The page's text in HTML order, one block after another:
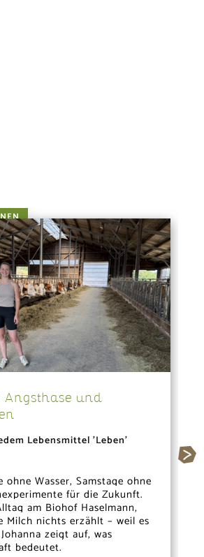
Angsthase und
Lebensmittel 'Leben'
ohne Wasser, Samstage ohne
für die Zukunft.
am Biohof Haselmann,
Milch nichts erzählt – weil es
zeigt auf, was
bedeutet.